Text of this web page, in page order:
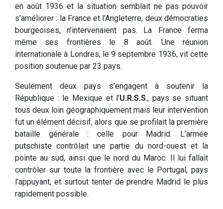
en août 1936 et la situation semblait ne pas pouvoir
s’améliorer : la France et l’Angleterre, deux démocraties
bourgeoises, n’intervenaient pas. La France ferma
même ses frontières le 8 août. Une réunion
internationale à Londres, le 9 septembre 1936, vit cette
position soutenue par 23 pays.
Seulement deux pays s’engagent à soutenir la
République : le Mexique et l’U.R.S.S., pays se situant
tous deux loin géographiquement mais leur intervention
fut un élément décisif, alors que se profilait la première
bataille générale : celle pour Madrid. L’armée
putschiste contrôlait une partie du nord-ouest et la
pointe au sud, ainsi que le nord du Maroc. Il lui fallait
contrôler sur toute la frontière avec le Portugal, pays
l’appuyant, et surtout tenter de prendre Madrid le plus
rapidement possible.